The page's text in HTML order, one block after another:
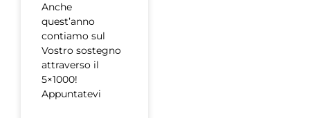
Anche
quest’anno
contiamo sul
Vostro sostegno
attraverso il
5×1000!
Appuntatevi